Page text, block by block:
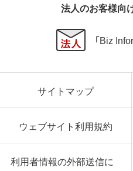
法人のお客様向
「Biz
サイトマップ
ウェブサイト利用規約
利用者情報の外部送信に